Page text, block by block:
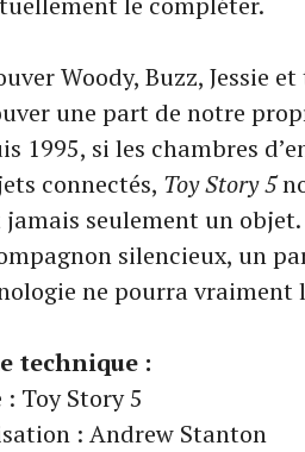
Woody, Buzz, Jessie
une part de notre
1995, si les chambres
connectés, Toy Story 5
jamais seulement un
silencieux, un
ne pourra vraiment
technique :
Toy Story 5
: Andrew Stanton